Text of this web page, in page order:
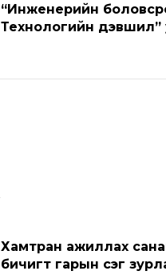
“Инженерийн
Технологийн дэвшил”
Хамтран ажиллах
бичигт гарын үсэг